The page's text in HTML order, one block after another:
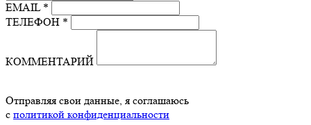
EMAIL *
ТЕЛЕФОН *
КОММЕНТАРИЙ
Отправляя свои данные, я соглашаюсь
с политикой конфиденциальности